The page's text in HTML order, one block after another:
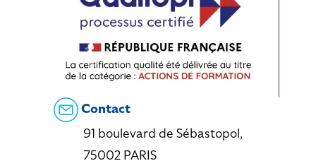
Contact
91 boulevard de Sébastopol,
75002 PARIS